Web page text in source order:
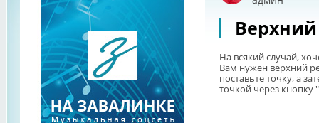
На всякий случай,
Вам нужен верхний
поставьте точку, а
точкой через кнопку